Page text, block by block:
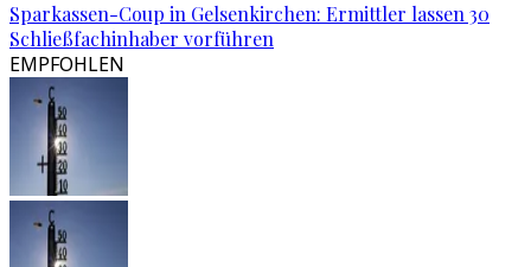
Sparkassen-Coup in Gelsenkirchen: Ermittler lassen 30
Schließfachinhaber vorführen
EMPFOHLEN